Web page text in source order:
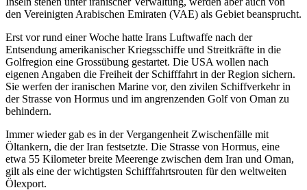
den Vereinigten Arabischen Emiraten (VAE) als Gebiet beansprucht.
Erst vor rund einer Woche hatte Irans Luftwaffe nach der
Entsendung amerikanischer Kriegsschiffe und Streitkräfte in die
Golfregion eine Grossübung gestartet. Die USA wollen nach
eigenen Angaben die Freiheit der Schifffahrt in der Region sichern.
Sie werfen der iranischen Marine vor, den zivilen Schiffverkehr in
der Strasse von Hormus und im angrenzenden Golf von Oman zu
behindern.
Immer wieder gab es in der Vergangenheit Zwischenfälle mit
Öltankern, die der Iran festsetzte. Die Strasse von Hormus, eine
etwa 55 Kilometer breite Meerenge zwischen dem Iran und Oman,
gilt als eine der wichtigsten Schifffahrtsrouten für den weltweiten
Ölexport.